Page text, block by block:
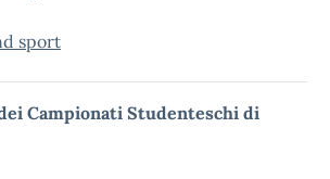
sport
Campionati Studenteschi di